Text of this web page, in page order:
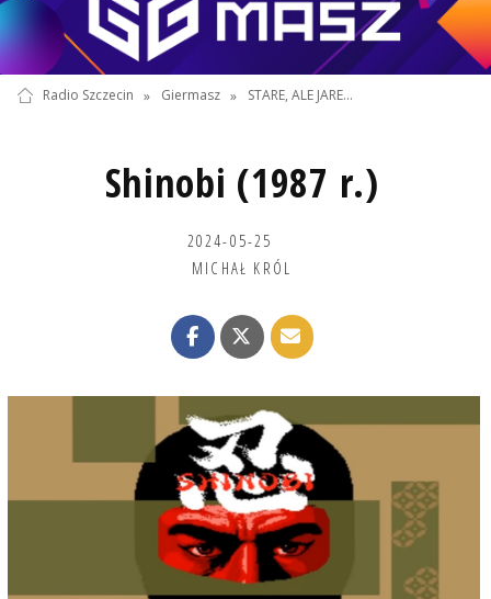
Radio Szczecin » Giermasz » STARE, ALE JARE...
Shinobi (1987 r.)
2024-05-25
MICHAŁ KRÓL